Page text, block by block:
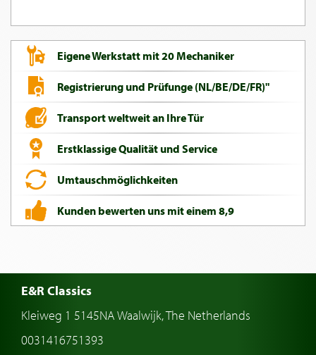
Eigene Werkstatt mit 20 Mechaniker
Registrierung und Prüfunge (NL/BE/DE/FR)"
Transport weltweit an Ihre Tür
Erstklassige Qualität und Service
Umtauschmöglichkeiten
Kunden bewerten uns mit einem 8,9
E&R Classics
Kleiweg 1 5145NA Waalwijk, The Netherlands
0031416751393